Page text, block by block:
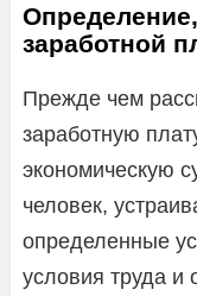
заработной
Прежде чем
заработную
экономическую
человек,
определенные
условия труда и